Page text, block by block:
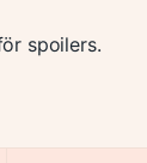
spoilers.